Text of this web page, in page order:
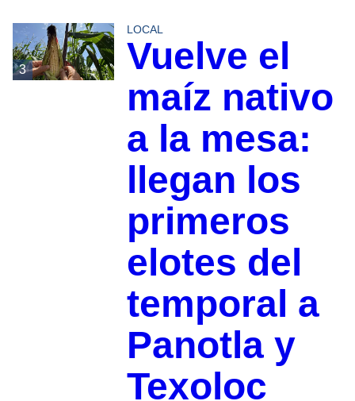
3
LOCAL
Vuelve el
maíz nativo
a la mesa:
llegan los
primeros
elotes del
temporal a
Panotla y
Texoloc